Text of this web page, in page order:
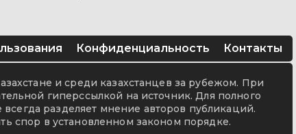
Конфиденциальность Контакты
и среди казахстанцев за рубежом. При
гиперссылкой на источник. Для полного
разделяет мнение авторов публикаций.
спор в установленном законом порядке.